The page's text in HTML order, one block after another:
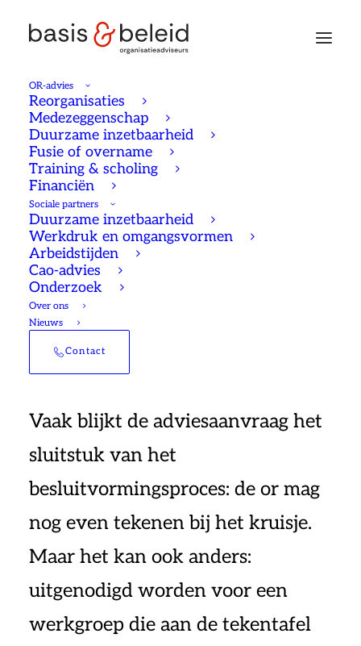
OR-advies
Reorganisaties
Medezeggenschap
Duurzame inzetbaarheid
Fusie of overname
Training & scholing
Financiën
Sociale partners
Duurzame inzetbaarheid
Werkdruk en omgangsvormen
Arbeidstijden
Cao-advies
Onderzoek
Over ons
Nieuws
Contact
De OR en
Vergroot je invloed
03/04/2023 Medezeggenschap
Do’s en dont’s bij deelname aan
een werkgroep
Vaak blijkt de adviesaanvraag het
sluitstuk van het
besluitvormingsproces: de or mag
nog even tekenen bij het kruisje.
Maar het kan ook anders:
uitgenodigd worden voor een
werkgroep die aan de tekentafel